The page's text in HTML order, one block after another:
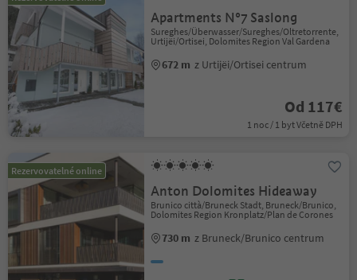
Apartments N°7 Saslong
Sureghes/Überwasser/Sureghes/Oltretorrente,
Urtijëi/Ortisei, Dolomites Region Val Gardena
672 m z Urtijëi/Ortisei centrum
Od 117€
1 noc / 1 byt Včetně DPH
Rezervovatelné online
Anton Dolomites Hideaway
Brunico città/Bruneck Stadt, Bruneck/Brunico,
Dolomites Region Kronplatz/Plan de Corones
730 m z Bruneck/Brunico centrum